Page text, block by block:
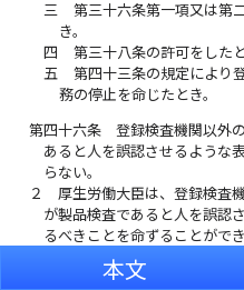
三
第三十六条第一項又は第
き。
四
第三十八条の許可をしたと
五
第四十三条の規定により
務の停止を命じたとき。
第四十六条
登録検査機関以外
あると人を誤認させるような
らない。
２
厚生労働大臣は、登録検査
が製品検査であると人を誤認
るべきことを命ずることができ
厚生労働大臣は、
本文